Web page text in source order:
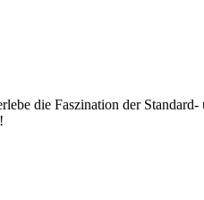
die Faszination der